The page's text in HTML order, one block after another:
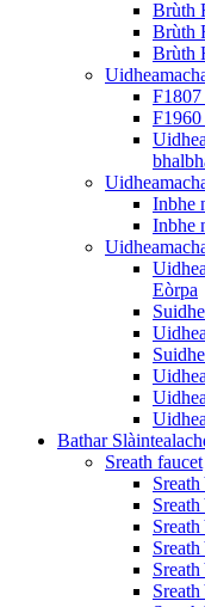
Brùth
Brùth
Brùth
F1807
F1960
Inbhe
Inbhe
Eòrpa
Bathar
Sreath faucet